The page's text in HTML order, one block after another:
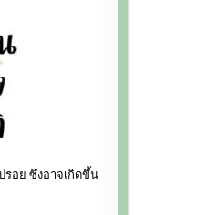
รอย ซึ่งอาจเกิดขึ้น